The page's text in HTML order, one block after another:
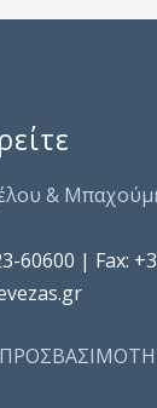
&
60600 | Fax: